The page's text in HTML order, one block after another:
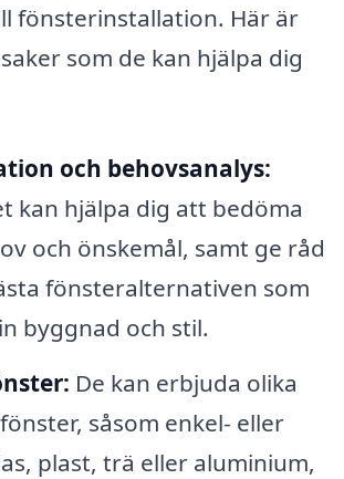
fönsterinstallation. Här är
som de kan hjälpa dig
och behovsanalys:
kan hjälpa dig att bedöma
och önskemål, samt ge råd
fönsteralternativen som
byggnad och stil.
De kan erbjuda olika
såsom enkel- eller
plast, trä eller aluminium,